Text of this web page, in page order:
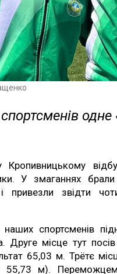
одне
У змаганнях
привезли звідти
спортсменів
Друге місце тут
65,03 м. Трётє
55,73 м).